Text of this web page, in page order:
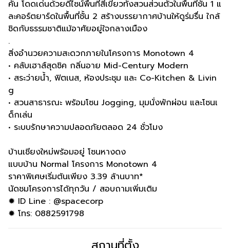
คัน โดดเด่นด้วยดีไซน์พื้นที่สีเขียวทั้งสวนส่วนตัวในพื้นที่ชั้น 1 แ
ละคอร์ตยาร์ดในพื้นที่ชั้น 2 สร้างบรรยากาศบ้านให้ดูร่มรื่น ใกล้
ชิดกับธรรมชาติแม้อาศัยอยู่ใจกลางเมือง
.
สิ่งอำนวยความสะดวกภายในโครงการ Monotown 4
• คลับเฮาส์สุดชิค กลิ่นอาย Mid-Century Modern
• สระว่ายน้ำ, ฟิตเนส, ห้องประชุม และ Co-Kitchen & Livin
g
• สวนสาธารณะ พร้อมโซน Jogging, มุมนั่งพักผ่อน และโซนเ
ด็กเล่น
• ระบบรักษาความปลอดภัยตลอด 24 ชั่วโมง
บ้านเชียงใหม่พร้อมอยู่ โซนหางดง
แบบบ้าน Normal โครงการ Monotown 4
ราคาพิเศษเริ่มต้นเพียง 3.39 ล้านบาท*
นัดชมโครงการได้ทุกวัน / สอบถามเพิ่มเติม
✹ ID Line : @spacecorp
✹ โทร: 0882591798